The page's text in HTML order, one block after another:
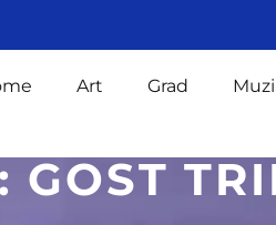
Art Grad
GOST